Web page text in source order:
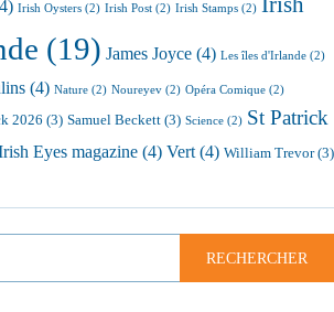
Irish Oysters (2) Irish Post (2) Irish Stamps (2)
(19) James Joyce (4) Les îles d'Irlande (2)
(4) Nature (2) Noureyev (2) Opéra Comique (2)
2026 (3) Samuel Beckett (3) Science (2) St Patrick
Eyes magazine (4) Vert (4) William Trevor(3)